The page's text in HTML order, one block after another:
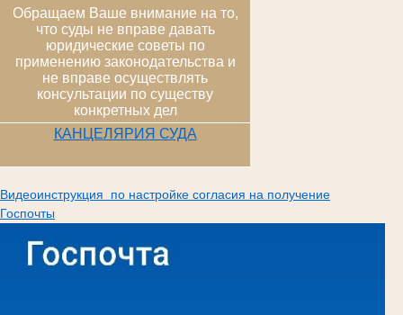
Обращаем Ваше внимание на то,
что суды не вправе давать
юридические советы по
применению законодательства и
не вправе осуществлять
консультации по существу
конкретных дел
КАНЦЕЛЯРИЯ СУДА
Видеоинструкция по настройке согласия на получение
Госпочты